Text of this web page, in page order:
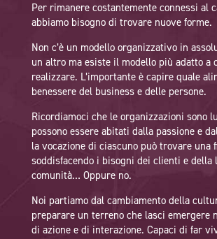
Per rimanere costantemente connessi al
abbiamo bisogno di trovare nuove forme.
Non c’è un modello organizzativo in
un altro ma esiste il modello più adatto a
realizzare. L’importante è capire quale
benessere del business e delle persone.
Ricordiamoci che le organizzazioni sono
possono essere abitati dalla passione e
la vocazione di ciascuno può trovare una
soddisfacendo i bisogni dei clienti e della
comunità… Oppure no.
Noi partiamo dal cambiamento della
preparare un terreno che lasci emergere
di azione e di interazione. Capaci di far